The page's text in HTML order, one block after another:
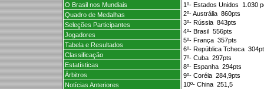
O Brasil nos Mundiais
Quadro de Medalhas
Seleções Participantes
Jogadores
Tabela e Resultados
Classificação
Estatísticas
Árbitros
Notícias Anteriores
1º- Estados Unidos  1.030
2º- Austrália  860pts
3º- Rússia  843pts
4º- Brasil  556pts
5º- França  357pts
6º- República Tcheca 
7º- Cuba  297pts
8º- Espanha  294pts
9º- Coréia  284,9pts
10º- China  251,5